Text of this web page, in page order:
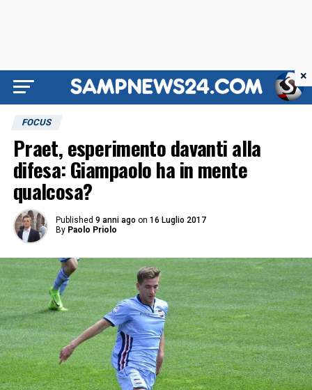
FOCUS
Praet, esperimento davanti alla
difesa: Giampaolo ha in mente
qualcosa?
Published 9 anni ago on 16 Luglio 2017
By Paolo Priolo
×